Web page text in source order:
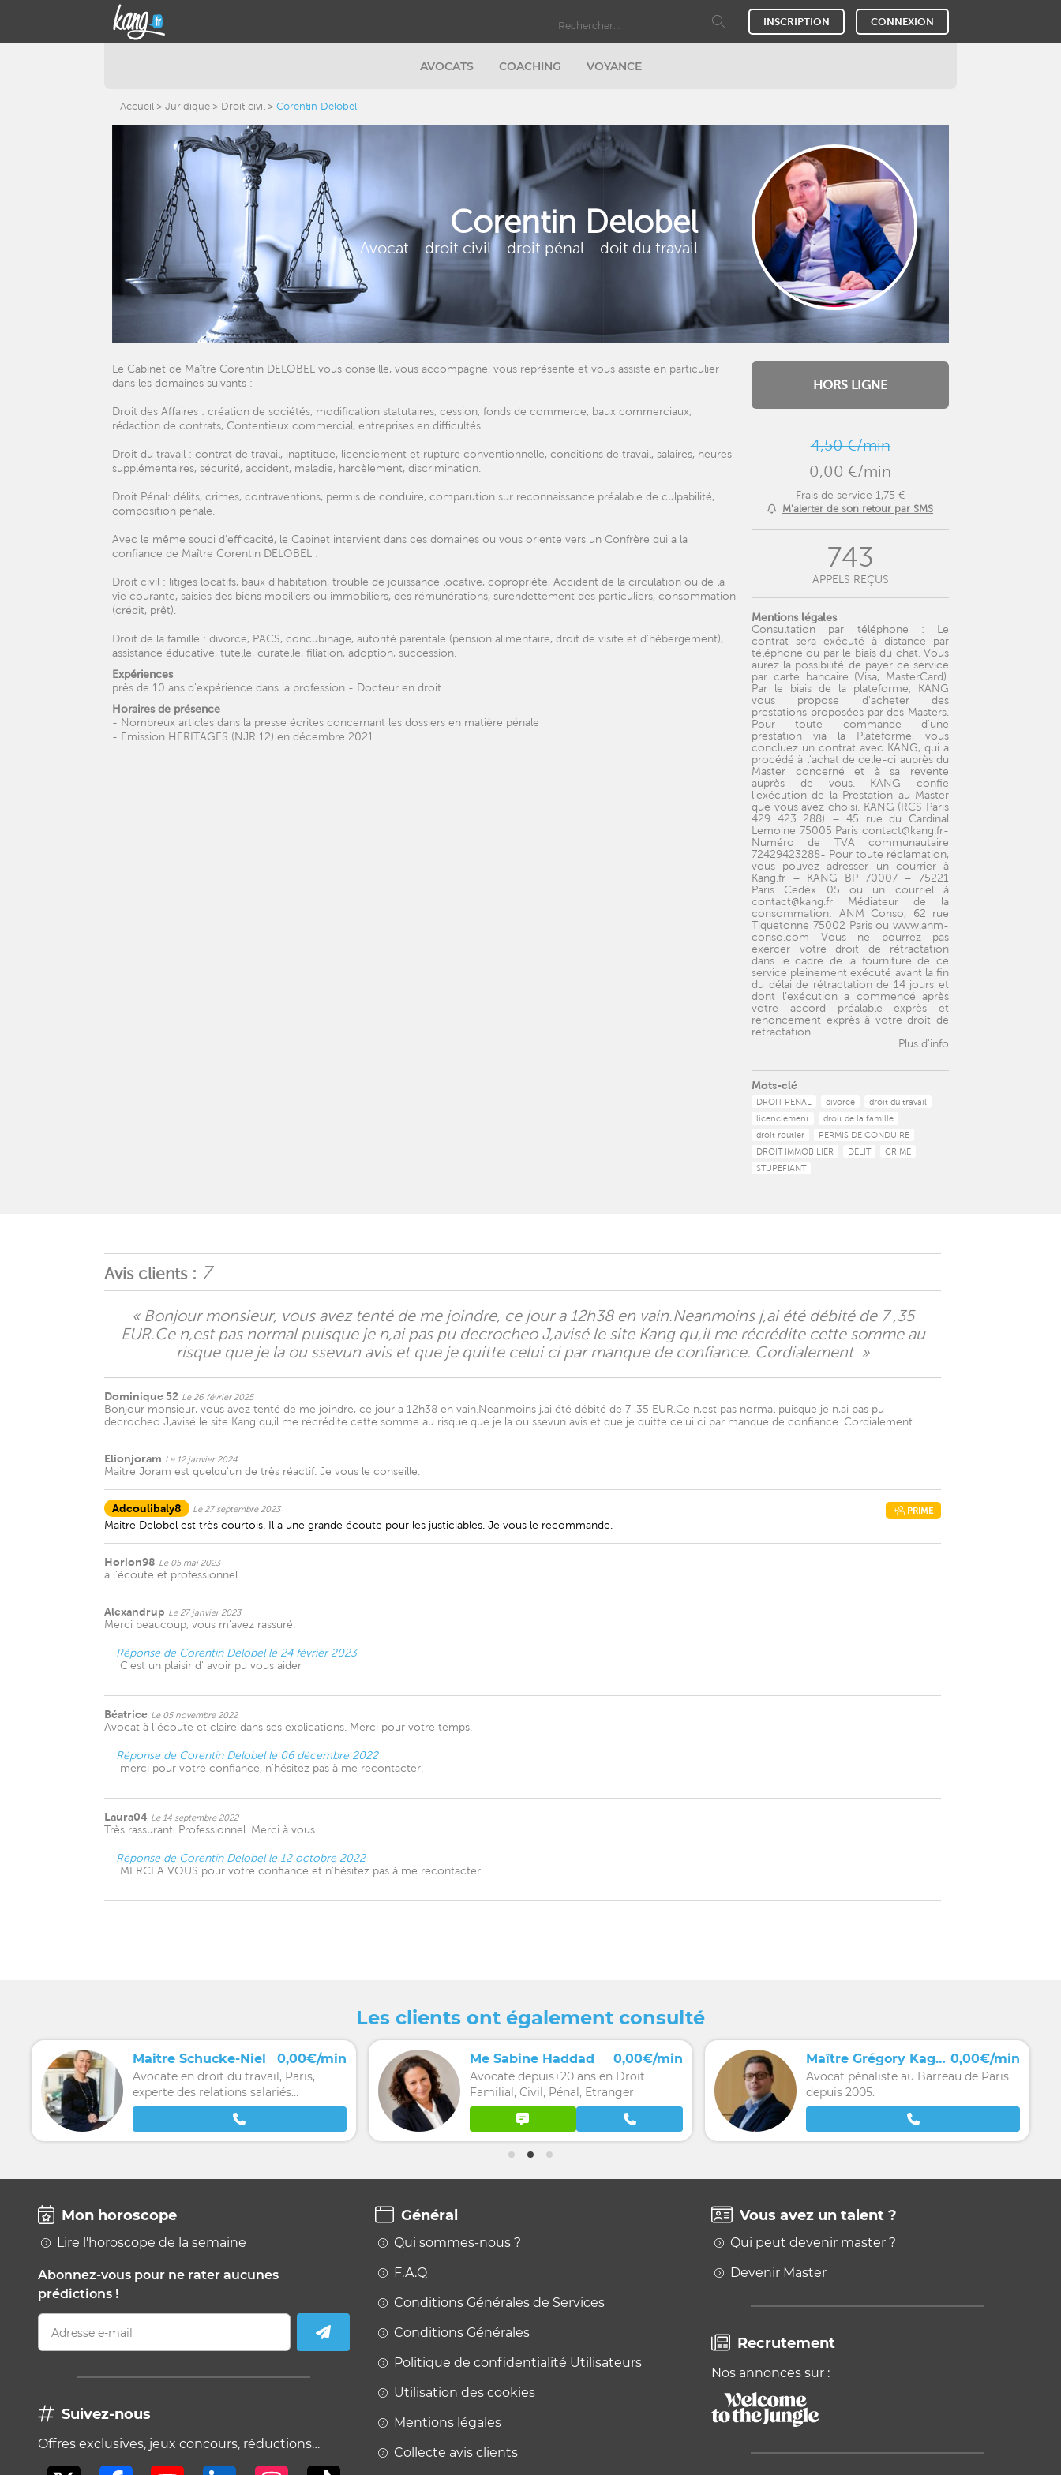
INSCRIPTION CONNEXION
AVOCATS COACHING VOYANCE
Accueil Juridique Droit civil Corentin Delobel
Corentin Delobel
Avocat - droit civil - droit pénal - doit du travail
HORS LIGNE
4,50 €/min
0,00 €/min
Frais de service 1,75 €
M'alerter de son retour par SMS
743
APPELS REÇUS
Mentions légales
Consultation par téléphone : Le
contrat sera exécuté à distance par
téléphone ou par le biais du chat. Vous
aurez la possibilité de payer ce service
par carte bancaire (Visa, MasterCard).
Par le biais de la plateforme, KANG
vous propose d'acheter des
prestations proposées par des Masters.
Pour toute commande d'une
prestation via la Plateforme, vous
concluez un contrat avec KANG, qui a
procédé à l'achat de celle-ci auprès du
Master concerné et à sa revente
auprès de vous. KANG confie
l'exécution de la Prestation au Master
que vous avez choisi. KANG (RCS Paris
429 423 288) – 45 rue du Cardinal
Lemoine 75005 Paris contact@kang.fr-
Numéro de TVA communautaire
72429423288- Pour toute réclamation,
vous pouvez adresser un courrier à
Kang.fr – KANG BP 70007 – 75221
Paris Cedex 05 ou un courriel à
contact@kang.fr Médiateur de la
consommation: ANM Conso, 62 rue
Tiquetonne 75002 Paris ou www.anm-
conso.com Vous ne pourrez pas
exercer votre droit de rétractation
dans le cadre de la fourniture de ce
service pleinement exécuté avant la fin
du délai de rétractation de 14 jours et
dont l’exécution a commencé après
votre accord préalable exprès et
renoncement exprès à votre droit de
rétractation.
Plus d'info
Mots-clé
DROIT PENAL divorce
droit du travail
licenciement
droit de la famille
droit routier
PERMIS DE CONDUIRE
DROIT IMMOBILIER
DELIT
CRIME
STUPEFIANT
Le Cabinet de Maître Corentin DELOBEL vous conseille, vous accompagne, vous représente et vous assiste en particulier
dans les domaines suivants :
Droit des Affaires : création de sociétés, modification statutaires, cession, fonds de commerce, baux commerciaux,
rédaction de contrats, Contentieux commercial, entreprises en difficultés.
Droit du travail : contrat de travail, inaptitude, licenciement et rupture conventionnelle, conditions de travail, salaires, heures
supplémentaires, sécurité, accident, maladie, harcèlement, discrimination.
Droit Pénal: délits, crimes, contraventions, permis de conduire, comparution sur reconnaissance préalable de culpabilité,
composition pénale.
Avec le même souci d’efficacité, le Cabinet intervient dans ces domaines ou vous oriente vers un Confrère qui a la
confiance de Maître Corentin DELOBEL :
Droit civil : litiges locatifs, baux d’habitation, trouble de jouissance locative, copropriété, Accident de la circulation ou de la
vie courante, saisies des biens mobiliers ou immobiliers, des rémunérations, surendettement des particuliers, consommation
(crédit, prêt).
Droit de la famille : divorce, PACS, concubinage, autorité parentale (pension alimentaire, droit de visite et d’hébergement),
assistance éducative, tutelle, curatelle, filiation, adoption, succession.
Expériences
près de 10 ans d'expérience dans la profession - Docteur en droit.
Horaires de présence
- Nombreux articles dans la presse écrites concernant les dossiers en matière pénale
- Emission HERITAGES (NJR 12) en décembre 2021
Avis clients : 7
« Bonjour monsieur, vous avez tenté de me joindre, ce jour a 12h38 en vain.Neanmoins j,ai été débité de 7 ,35
EUR.Ce n,est pas normal puisque je n,ai pas pu decrocheo J,avisé le site Kang qu,il me récrédite cette somme au
risque que je la ou ssevun avis et que je quitte celui ci par manque de confiance. Cordialement »
Dominique 52 Le 26 février 2025
Bonjour monsieur, vous avez tenté de me joindre, ce jour a 12h38 en vain.Neanmoins j,ai été débité de 7 ,35 EUR.Ce n,est pas normal puisque je n,ai pas pu
decrocheo J,avisé le site Kang qu,il me récrédite cette somme au risque que je la ou ssevun avis et que je quitte celui ci par manque de confiance. Cordialement
Elionjoram Le 12 janvier 2024
Maitre Joram est quelqu'un de très réactif. Je vous le conseille.
Adcoulibaly8 Le 27 septembre 2023 PRIME
Maitre Delobel est très courtois. Il a une grande écoute pour les justiciables. Je vous le recommande.
Horion98 Le 05 mai 2023
à l'écoute et professionnel
Alexandrup Le 27 janvier 2023
Merci beaucoup, vous m'avez rassuré.
Réponse de Corentin Delobel le 24 février 2023
C'est un plaisir d' avoir pu vous aider
Béatrice Le 05 novembre 2022
Avocat à l écoute et claire dans ses explications. Merci pour votre temps.
Réponse de Corentin Delobel le 06 décembre 2022
merci pour votre confiance, n'hésitez pas à me recontacter.
Laura04 Le 14 septembre 2022
Très rassurant. Professionnel. Merci à vous
Réponse de Corentin Delobel le 12 octobre 2022
MERCI A VOUS pour votre confiance et n'hésitez pas à me recontacter
Les clients ont également consulté
Maitre Schucke-Niel 0,00€/min
Avocate en droit du travail, Paris,
experte des relations salariés
employeurs
Me Sabine Haddad 0,00€/min
Avocate depuis+20 ans en Droit
Familial, Civil, Pénal, Etranger
Maître Grégory Kagan 0,00€/min
Avocat pénaliste au Barreau de Paris
depuis 2005.
Mon horoscope
Lire l'horoscope de la semaine
Abonnez-vous pour ne rater aucunes
prédictions !
Adresse e-mail
Suivez-nous
Offres exclusives, jeux concours, réductions…
Général
Qui sommes-nous ?
F.A.Q
Conditions Générales de Services
Conditions Générales
Politique de confidentialité Utilisateurs
Utilisation des cookies
Mentions légales
Collecte avis clients
Vous avez un talent ?
Qui peut devenir master ?
Devenir Master
Recrutement
Nos annonces sur :